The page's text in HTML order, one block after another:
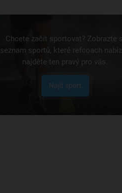
Chcete začít sportovat? Zobrazte
seznam sportů, které refcoach
najděte ten pravý pro vás.
Najít sport